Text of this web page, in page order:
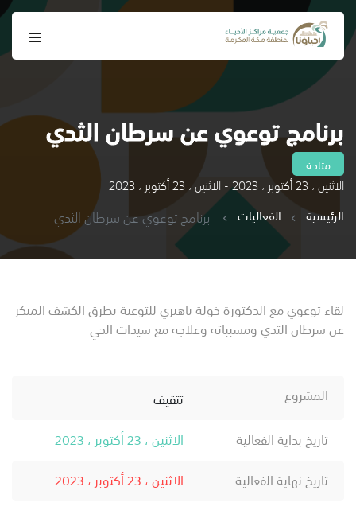
برنامج توعوي عن سرطان الثدي
متاحة
الاثنين ، 23 أكتوبر ، 2023 - الاثنين ، 23 أكتوبر ، 2023
الرئيسية
الفعاليات برنامج توعوي عن سرطان الثدي
لقاء توعوي مع الدكتورة خولة باهبري للتوعية بطرق الكشف المبكر
عن سرطان الثدي ومسبباته وعلاجه مع سيدات الحي
المشروع
تثقيف
تاريخ بداية الفعالية
الاثنين ، 23 أكتوبر ، 2023
تاريخ نهاية الفعالية
الاثنين ، 23 أكتوبر ، 2023